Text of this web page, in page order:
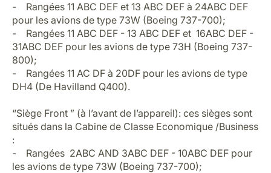
- Rangées 11 ABC DEF et 13 ABC DEF à 24ABC DEF
pour les avions de type 73W (Boeing 737-700);
- Rangées 11 ABC DEF - 13 ABC DEF et 16ABC DEF -
31ABC DEF pour les avions de type 73H (Boeing 737-
800);
- Rangées 11 AC DF à 20DF pour les avions de type
DH4 (De Havilland Q400).
“Siège Front ” (à l’avant de l’appareil): ces sièges sont
situés dans la Cabine de Classe Economique /Business
:
- Rangées 2ABC AND 3ABC DEF - 10ABC DEF pour
les avions de type 73W (Boeing 737-700);